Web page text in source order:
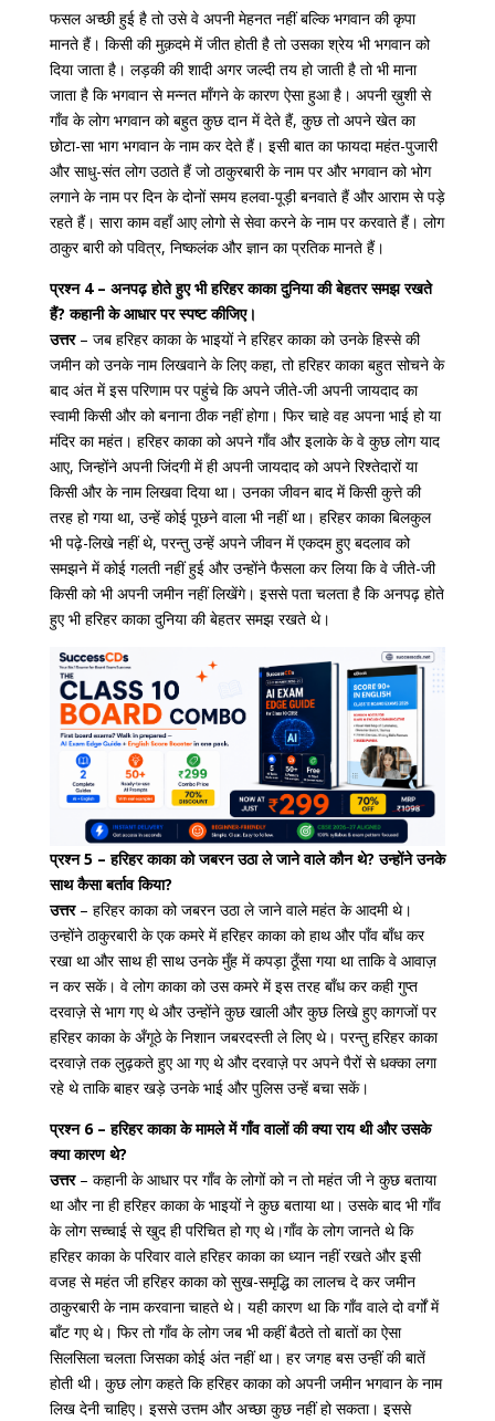
फसल अच्छी हुई है तो उसे वे अपनी मेहनत नहीं बल्कि भगवान की कृपा
मानते हैं। किसी की मुक़दमे में जीत होती है तो उसका श्रेय भी भगवान को
दिया जाता है। लड़की की शादी अगर जल्दी तय हो जाती है तो भी माना
जाता है कि भगवान से मन्नत माँगने के कारण ऐसा हुआ है। अपनी ख़ुशी से
गाँव के लोग भगवान को बहुत कुछ दान में देते हैं, कुछ तो अपने खेत का
छोटा-सा भाग भगवान के नाम कर देते हैं। इसी बात का फायदा महंत-पुजारी
और साधु-संत लोग उठाते हैं जो ठाकुरबारी के नाम पर और भगवान को भोग
लगाने के नाम पर दिन के दोनों समय हलवा-पूड़ी बनवाते हैं और आराम से पड़े
रहते हैं। सारा काम वहाँ आए लोगो से सेवा करने के नाम पर करवाते हैं। लोग
ठाकुर बारी को पवित्र, निष्कलंक और ज्ञान का प्रतिक मानते हैं।
प्रश्न 4 – अनपढ़ होते हुए भी हरिहर काका दुनिया की बेहतर समझ रखते
हैं? कहानी के आधार पर स्पष्ट कीजिए।
उत्तर– जब हरिहर काका के भाइयों ने हरिहर काका को उनके हिस्से की
जमीन को उनके नाम लिखवाने के लिए कहा, तो हरिहर काका बहुत सोचने के
बाद अंत में इस परिणाम पर पहुंचे कि अपने जीते-जी अपनी जायदाद का
स्वामी किसी और को बनाना ठीक नहीं होगा। फिर चाहे वह अपना भाई हो या
मंदिर का महंत। हरिहर काका को अपने गाँव और इलाके के वे कुछ लोग याद
आए, जिन्होंने अपनी जिंदगी में ही अपनी जायदाद को अपने रिश्तेदारों या
किसी और के नाम लिखवा दिया था। उनका जीवन बाद में किसी कुत्ते की
तरह हो गया था, उन्हें कोई पूछने वाला भी नहीं था। हरिहर काका बिलकुल
भी पढ़े-लिखे नहीं थे, परन्तु उन्हें अपने जीवन में एकदम हुए बदलाव को
समझने में कोई गलती नहीं हुई और उन्होंने फैसला कर लिया कि वे जीते-जी
किसी को भी अपनी जमीन नहीं लिखेंगे। इससे पता चलता है कि अनपढ़ होते
हुए भी हरिहर काका दुनिया की बेहतर समझ रखते थे।
प्रश्न 5 – हरिहर काका को जबरन उठा ले जाने वाले कौन थे? उन्होंने उनके
साथ कैसा बर्ताव किया?
उत्तर– हरिहर काका को जबरन उठा ले जाने वाले महंत के आदमी थे।
उन्होंने ठाकुरबारी के एक कमरे में हरिहर काका को हाथ और पाँव बाँध कर
रखा था और साथ ही साथ उनके मुँह में कपड़ा ठूँसा गया था ताकि वे आवाज़
न कर सकें। वे लोग काका को उस कमरे में इस तरह बाँध कर कही गुप्त
दरवाज़े से भाग गए थे और उन्होंने कुछ खाली और कुछ लिखे हुए कागजों पर
हरिहर काका के अँगूठे के निशान जबरदस्ती ले लिए थे। परन्तु हरिहर काका
दरवाज़े तक लुढ़कते हुए आ गए थे और दरवाज़े पर अपने पैरों से धक्का लगा
रहे थे ताकि बाहर खड़े उनके भाई और पुलिस उन्हें बचा सकें।
प्रश्न 6 – हरिहर काका के मामले में गाँव वालों की क्या राय थी और उसके
क्या कारण थे?
उत्तर– कहानी के आधार पर गाँव के लोगों को न तो महंत जी ने कुछ बताया
था और ना ही हरिहर काका के भाइयों ने कुछ बताया था। उसके बाद भी गाँव
के लोग सच्चाई से खुद ही परिचित हो गए थे।गाँव के लोग जानते थे कि
हरिहर काका के परिवार वाले हरिहर काका का ध्यान नहीं रखते और इसी
वजह से महंत जी हरिहर काका को सुख-समृद्धि का लालच दे कर जमीन
ठाकुरबारी के नाम करवाना चाहते थे। यही कारण था कि गाँव वाले दो वर्गों में
बाँट गए थे। फिर तो गाँव के लोग जब भी कहीं बैठते तो बातों का ऐसा
सिलसिला चलता जिसका कोई अंत नहीं था। हर जगह बस उन्हीं की बातें
होती थी। कुछ लोग कहते कि हरिहर काका को अपनी जमीन भगवान के नाम
लिख देनी चाहिए। इससे उत्तम और अच्छा कुछ नहीं हो सकता। इससे